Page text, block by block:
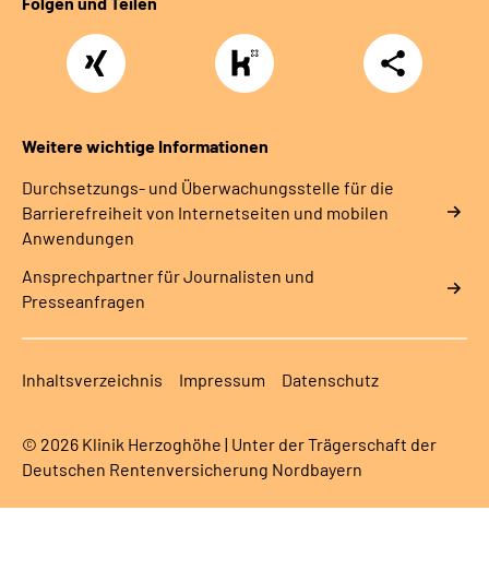
Xing
https://www.kununu.com/de/deutsche-
rentenversicherung-
nordbayern6
Teilen
Weitere wichtige Informationen
Durchsetzungs- und Überwachungsstelle für die
Barrierefreiheit von Internetseiten und mobilen
Anwendungen
Ansprechpartner für Journalisten und
Presseanfragen
Inhaltsverzeichnis Impressum Datenschutz
© 2026 Klinik Herzoghöhe | Unter der Trägerschaft der
Deutschen Rentenversicherung Nordbayern